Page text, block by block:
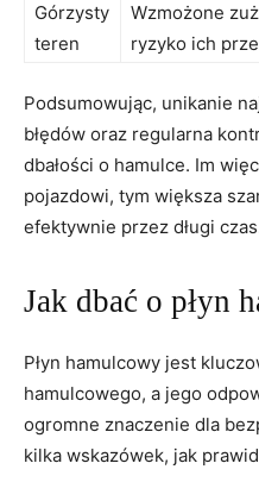
Górzysty⁣
teren
Wzmożone
ryzyko ich
Podsumowując, unikanie
błędów oraz regularna
dbałości o hamulce. Im
pojazdowi, tym większa
‍efektywnie przez długi
Jak‌ dbać o płyn
Płyn hamulcowy jest
hamulcowego, a jego
ogromne znaczenie dla
kilka ⁣wskazówek, jak